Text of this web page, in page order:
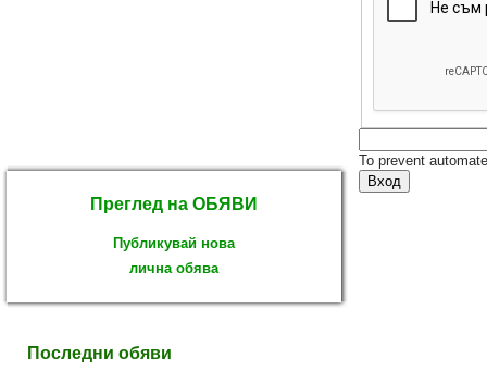
Преглед на ОБЯВИ
Публикувай нова
лична обява
Последни обяви
To prevent